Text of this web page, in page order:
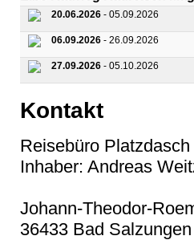
20.06.2026 - 05.09.2026
06.09.2026 - 26.09.2026
27.09.2026 - 05.10.2026
Kontakt
Reisebüro Platzdasch
Inhaber: Andreas
Johann-Theodor-
36433 Bad Salzungen